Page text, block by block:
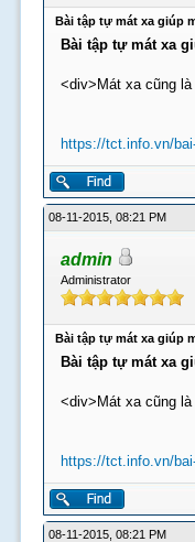
Bài tập tự mát xa giúp
Bài tập tự mát xa
<div>Mát xa cũng
https://tct.info.vn/
08-11-2015, 08:21 PM
admin
Administrator
Bài tập tự mát xa giúp
Bài tập tự mát xa
<div>Mát xa cũng
https://tct.info.vn/
08-11-2015, 08:21 PM